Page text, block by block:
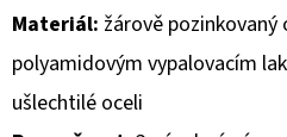
Materiál: žárově
polyamidovým vypalovacím
ušlechtilé oceli
D
O
P